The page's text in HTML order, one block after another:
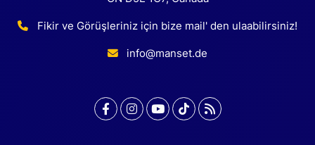
Fikir ve Görüşleriniz için bize mail' den ulaabilirsiniz!
info@manset.de